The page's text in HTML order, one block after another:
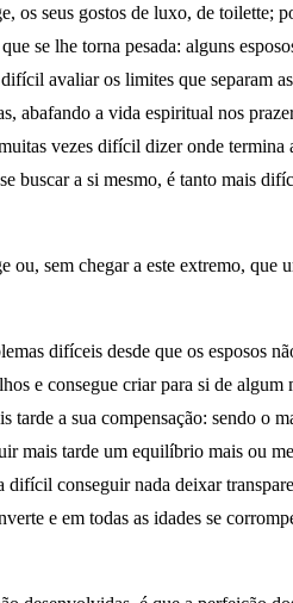
os seus gostos de luxo, de toilette;
se lhe torna pesada: alguns
avaliar os limites que separam
a vida espiritual nos
vezes difícil dizer onde
buscar a si mesmo, é tanto mais
sem chegar a este extremo, que
difíceis desde que os esposos
e consegue criar para si de
a sua compensação: sendo o
tarde um equilíbrio mais ou
conseguir nada deixar
e em todas as idades se